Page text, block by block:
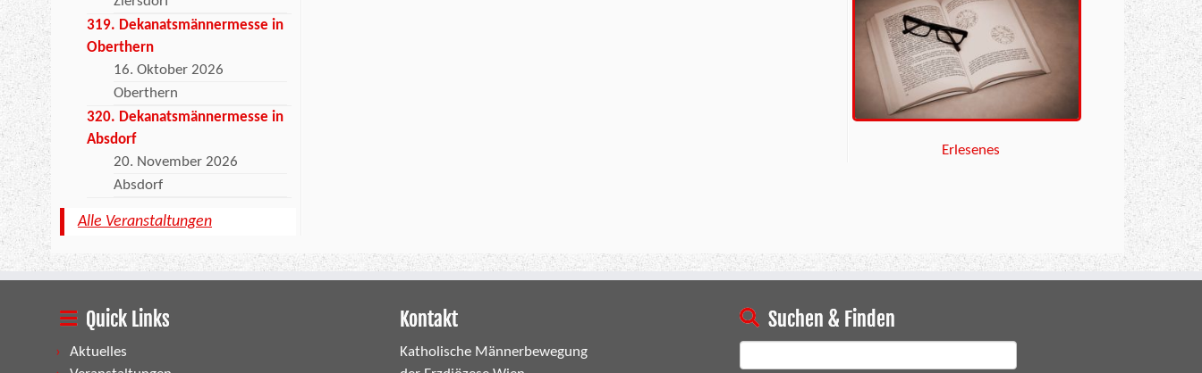
319. Dekanatsmännermesse in
Oberthern
16. Oktober 2026
Oberthern
320. Dekanatsmännermesse in
Absdorf
20. November 2026
Absdorf
Alle Veranstaltungen
Erlesenes
Quick Links
Aktuelles
Kontakt
Katholische Männerbewegung
Suchen & Finden
nach: